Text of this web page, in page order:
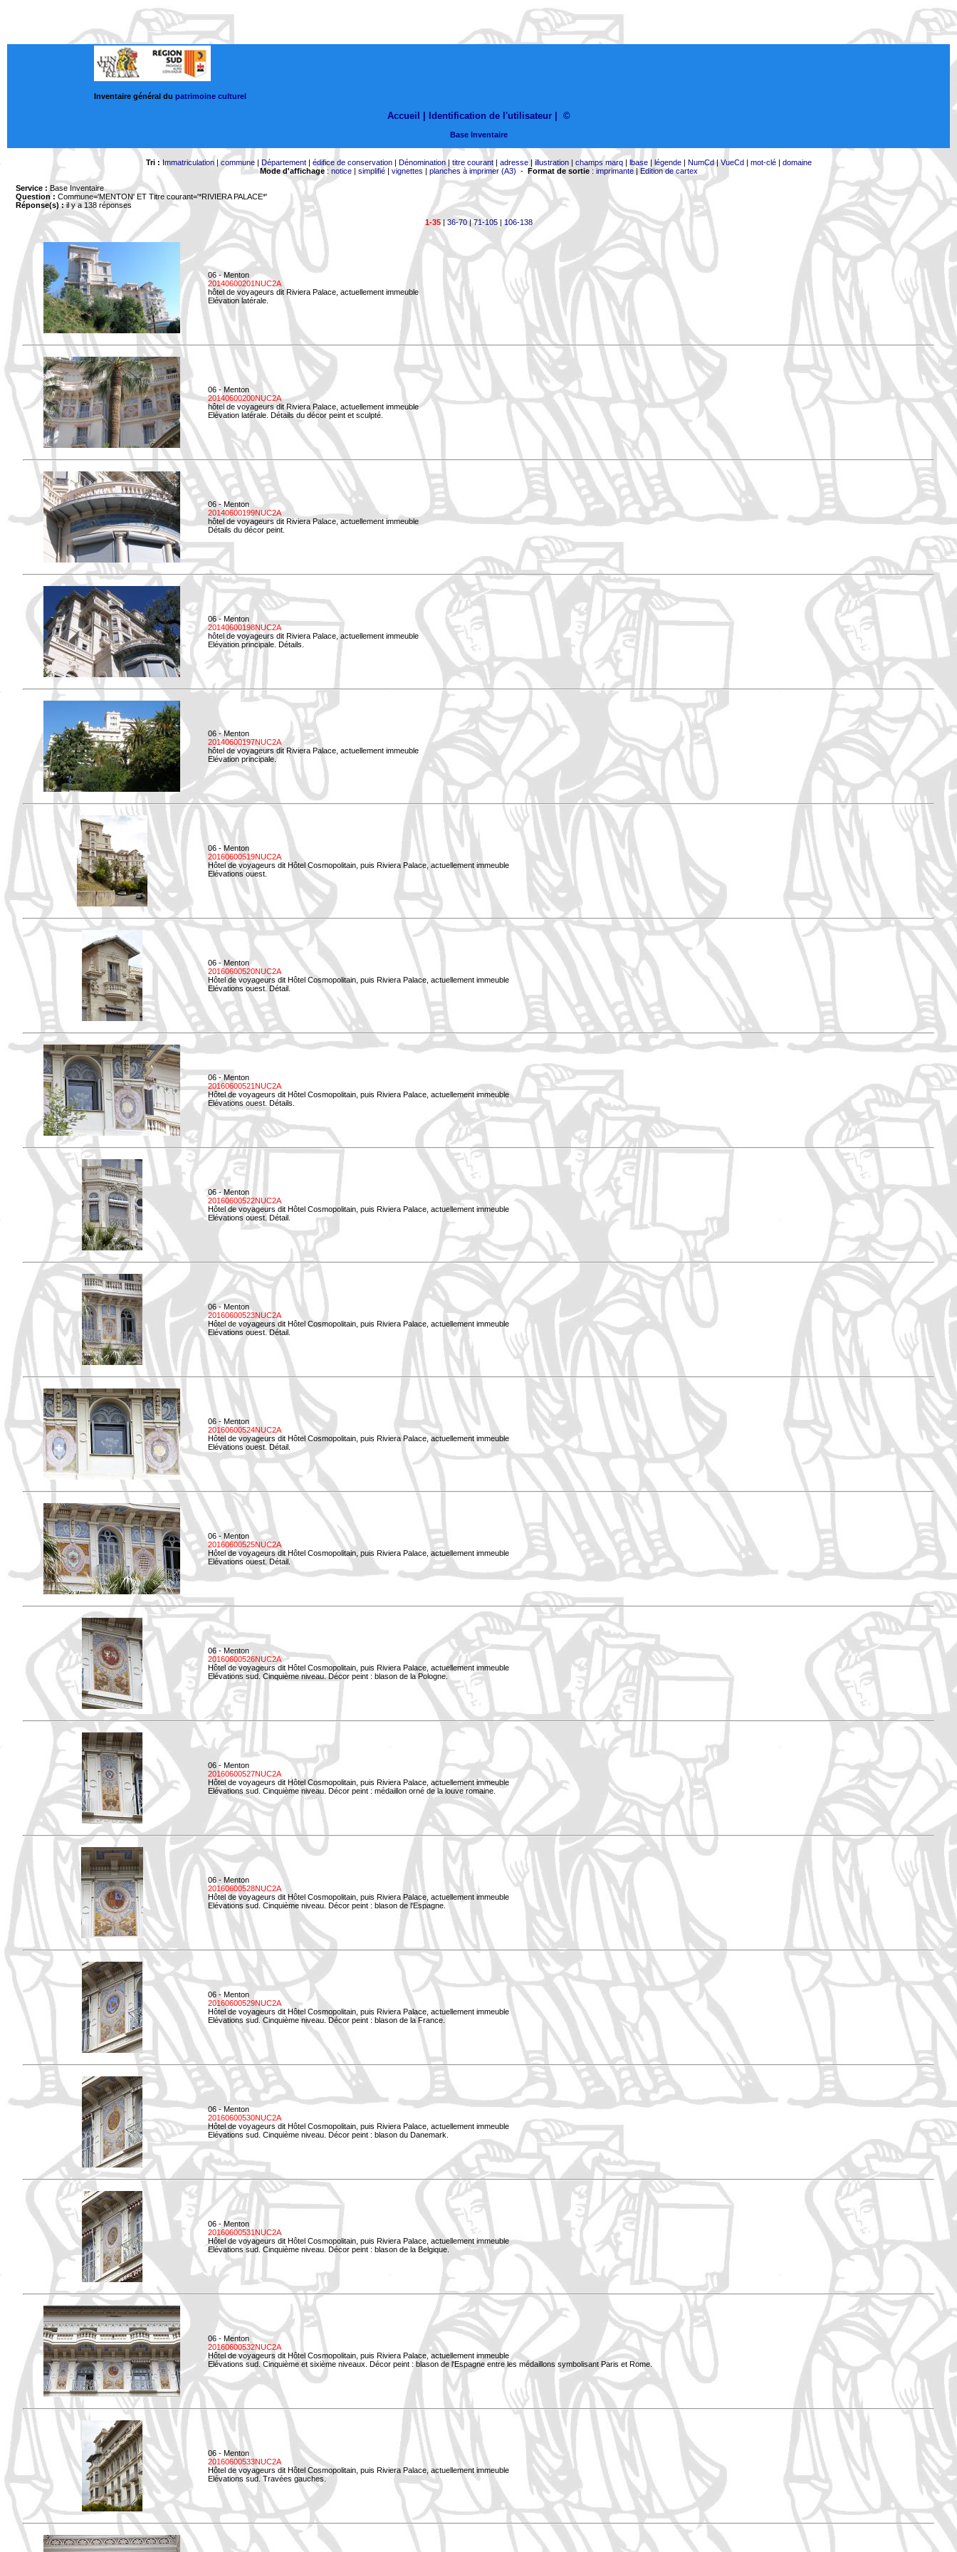
Inventaire général du patrimoine culturel
Accueil | Identification de l'utilisateur ©
Base Inventaire
Tri : Immatriculation|commune| Département| édifice de conservation| Dénomination| titre courant| adresse| illustration| champs marq| lbase| légende| NumCd|VueCd| mot-clé| domaine
Mode d'affichage: notice| simplifié| vignettes | planches à imprimer (A3) - Format de sortie: imprimante|Edition de cartex
Service : Base Inventaire
Question : Commune='MENTON' ET Titre courant='*RIVIERA PALACE*'
Réponse(s) :il y a 138 réponses
1-35|36-70|71-105| 106-138
06 - Menton
20140600201NUC2A
hôtel de voyageurs dit Riviera Palace, actuellement immeuble
Elévation latérale.
06 - Menton
20140600200NUC2A
hôtel de voyageurs dit Riviera Palace, actuellement immeuble
Elévation latérale. Détails du décor peint et sculpté.
06 - Menton
20140600199NUC2A
hôtel de voyageurs dit Riviera Palace, actuellement immeuble
Détails du décor peint.
06 - Menton
20140600198NUC2A
hôtel de voyageurs dit Riviera Palace, actuellement immeuble
Elévation principale. Détails.
06 - Menton
20140600197NUC2A
hôtel de voyageurs dit Riviera Palace, actuellement immeuble
Elévation principale.
06 - Menton
20160600519NUC2A
Hôtel de voyageurs dit Hôtel Cosmopolitain, puis Riviera Palace, actuellement immeuble
Elévations ouest.
06 - Menton
20160600520NUC2A
Hôtel de voyageurs dit Hôtel Cosmopolitain, puis Riviera Palace, actuellement immeuble
Elévations ouest. Détail.
06 - Menton
20160600521NUC2A
Hôtel de voyageurs dit Hôtel Cosmopolitain, puis Riviera Palace, actuellement immeuble
Elévations ouest. Détails.
06 - Menton
20160600522NUC2A
Hôtel de voyageurs dit Hôtel Cosmopolitain, puis Riviera Palace, actuellement immeuble
Elévations ouest. Détail.
06 - Menton
20160600523NUC2A
Hôtel de voyageurs dit Hôtel Cosmopolitain, puis Riviera Palace, actuellement immeuble
Elévations ouest. Détail.
06 - Menton
20160600524NUC2A
Hôtel de voyageurs dit Hôtel Cosmopolitain, puis Riviera Palace, actuellement immeuble
Elévations ouest. Détail.
06 - Menton
20160600525NUC2A
Hôtel de voyageurs dit Hôtel Cosmopolitain, puis Riviera Palace, actuellement immeuble
Elévations ouest. Détail.
06 - Menton
20160600526NUC2A
Hôtel de voyageurs dit Hôtel Cosmopolitain, puis Riviera Palace, actuellement immeuble
Elévations sud. Cinquième niveau. Décor peint : blason de la Pologne.
06 - Menton
20160600527NUC2A
Hôtel de voyageurs dit Hôtel Cosmopolitain, puis Riviera Palace, actuellement immeuble
Elévations sud. Cinquième niveau. Décor peint : médaillon orné de la louve romaine.
06 - Menton
20160600528NUC2A
Hôtel de voyageurs dit Hôtel Cosmopolitain, puis Riviera Palace, actuellement immeuble
Elévations sud. Cinquième niveau. Décor peint : blason de l'Espagne.
06 - Menton
20160600529NUC2A
Hôtel de voyageurs dit Hôtel Cosmopolitain, puis Riviera Palace, actuellement immeuble
Elévations sud. Cinquième niveau. Décor peint : blason de la France.
06 - Menton
20160600530NUC2A
Hôtel de voyageurs dit Hôtel Cosmopolitain, puis Riviera Palace, actuellement immeuble
Elévations sud. Cinquième niveau. Décor peint : blason du Danemark.
06 - Menton
20160600531NUC2A
Hôtel de voyageurs dit Hôtel Cosmopolitain, puis Riviera Palace, actuellement immeuble
Elévations sud. Cinquième niveau. Décor peint : blason de la Belgique.
06 - Menton
20160600532NUC2A
Hôtel de voyageurs dit Hôtel Cosmopolitain, puis Riviera Palace, actuellement immeuble
Elévations sud. Cinquième et sixième niveaux. Décor peint : blason de l'Espagne entre les médaillons symbolisant Paris et Rome.
06 - Menton
20160600533NUC2A
Hôtel de voyageurs dit Hôtel Cosmopolitain, puis Riviera Palace, actuellement immeuble
Elévations sud. Travées gauches.